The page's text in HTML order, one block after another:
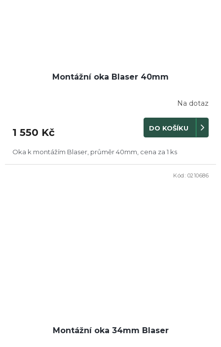
Montážní oka Blaser 40mm
Na dotaz
1 550 Kč DO KOŠÍKU
Oka k montážím Blaser, průměr 40mm, cena za 1 ks
Montážní oka 34mm Blaser
Kód: 0210686